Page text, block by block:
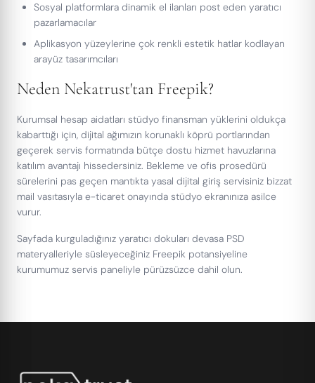
Sosyal platformlara dinamik el ilanları post eden yaratıcı
pazarlamacılar
Aplikasyon yüzeylerine çok renkli estetik hatlar kodlayan
arayüz tasarımcıları
Neden Nekatrust'tan Freepik?
Kurumsal hesap aidatları stüdyo finansman yüklerini oldukça
kabarttığı için, dijital ağımızın korunaklı köprü portlarından
geçerek servis formatında bütçe dostu hizmet havuzlarına
katılım avantajı hissedersiniz. Bekleme ve ofis prosedürü
sürelerini pas geçen mantıkta yasal dijital giriş servisiniz bizzat
mail vasıtasıyla e-ticaret onayında stüdyo ekranınıza asilce
vurur.
Sayfada kurguladığınız yaratıcı dokuları devasa PSD
materyalleriyle süsleyeceğiniz Freepik potansiyeline
kurumumuz servis paneliyle pürüzsüzce dahil olun.